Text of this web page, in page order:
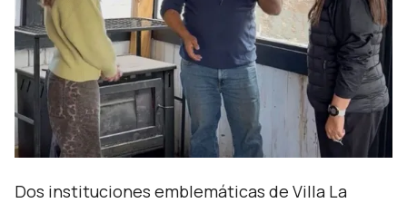
Dos instituciones emblemáticas de Villa La